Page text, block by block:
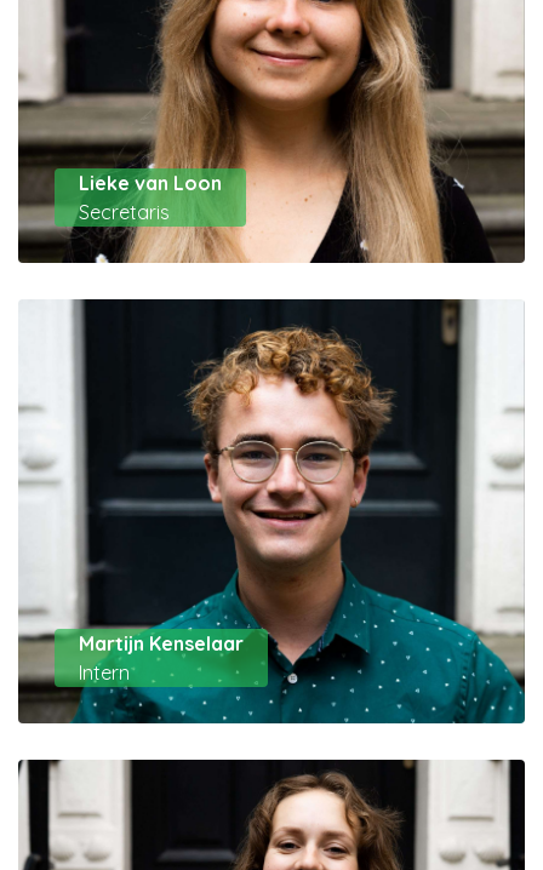
Lieke van Loon
Secretaris
Martijn Kenselaar
Intern